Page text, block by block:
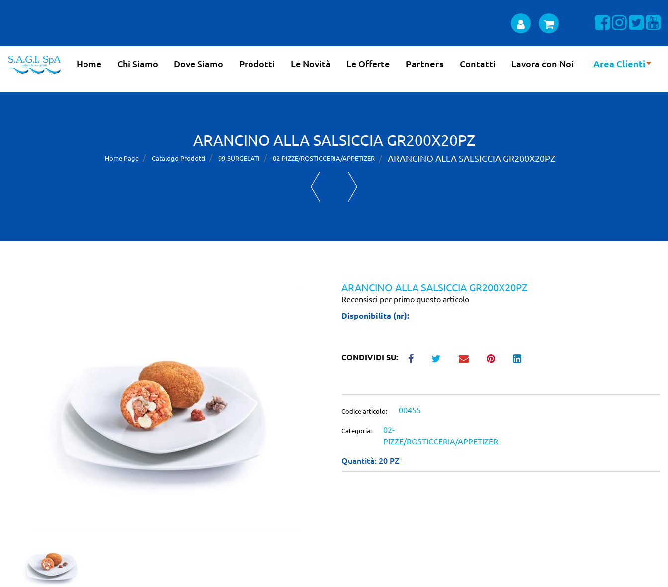
Visualizza la
Visualizza
Home Chi Siamo Dove Siamo Prodotti Le Novità Le Offerte Partners Contatti Lavora con Noi Area Clienti
ARANCINO ALLA SALSICCIA GR200X20PZ
Home Page Catalogo Prodotti 99-SURGELATI 02-PIZZE/ROSTICCERIA/APPETIZER ARANCINO ALLA SALSICCIA GR200X20PZ
ARANCINO ALLA SALSICCIA GR200X20PZ
Recensisci per primo questo articolo
Disponibilita (nr):
CONDIVIDI SU:
Codice articolo: 00455
Categoria:
02-
PIZZE/ROSTICCERIA/APPETIZER
Quantità: 20 PZ